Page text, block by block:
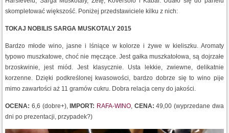
skompletować większość. Poniżej przedstawiciele kilku z nich:
TOKAJ NOBILIS SARGA MUSKOTALY 2015
Bardzo młode wino, jasne i lśniące w kolorze i żywe w kieliszku. Aromaty
typowo muszkatowe, choć nie męczące. Jest gałka muszkatołowa, są dojrzałe
brzoskwinie, jest miód. Jest klasycznie. Usta lekkie, zwiewne, delikatnie
korzenne. Dzięki podkreślonej kwasowości, bardzo dobrze się to wino pije
mimo zawartości aż 11 gramów cukru. Dobra relacja ceny do jakości.
OCENA: 6,6 (dobre+), IMPORT: RAFA-WINO, CENA: 49,00 (wyprzedane dwa
dni po prezentacji, przypadek?)